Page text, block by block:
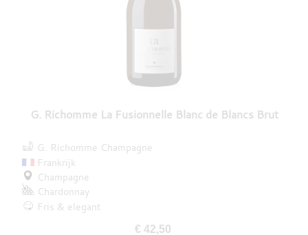
G. Richomme La Fusionnelle Blanc de Blancs Brut
G. Richomme Champagne
Frankrijk
Champagne
Chardonnay
Fris & elegant
€ 42,50